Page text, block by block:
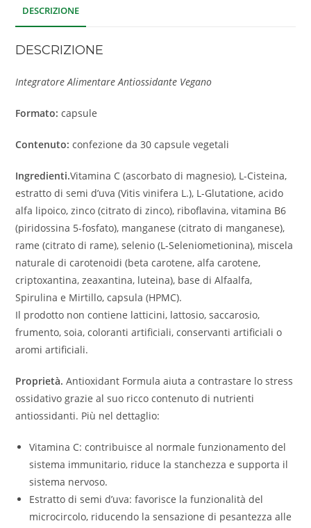
DESCRIZIONE
DESCRIZIONE
Integratore Alimentare Antiossidante Vegano
Formato: capsule
Contenuto: confezione da 30 capsule vegetali
Ingredienti.Vitamina C (ascorbato di magnesio), L-Cisteina,
estratto di semi d’uva (Vitis vinifera L.), L-Glutatione, acido
alfa lipoico, zinco (citrato di zinco), riboflavina, vitamina B6
(piridossina 5-fosfato), manganese (citrato di manganese),
rame (citrato di rame), selenio (L-Seleniometionina), miscela
naturale di carotenoidi (beta carotene, alfa carotene,
criptoxantina, zeaxantina, luteina), base di Alfaalfa,
Spirulina e Mirtillo, capsula (HPMC).
Il prodotto non contiene latticini, lattosio, saccarosio,
frumento, soia, coloranti artificiali, conservanti artificiali o
aromi artificiali.
Proprietà.Antioxidant Formula aiuta a contrastare lo stress
ossidativo grazie al suo ricco contenuto di nutrienti
antiossidanti. Più nel dettaglio:
Vitamina C: contribuisce al normale funzionamento del
sistema immunitario, riduce la stanchezza e supporta il
sistema nervoso.
Estratto di semi d’uva: favorisce la funzionalità del
microcircolo, riducendo la sensazione di pesantezza alle